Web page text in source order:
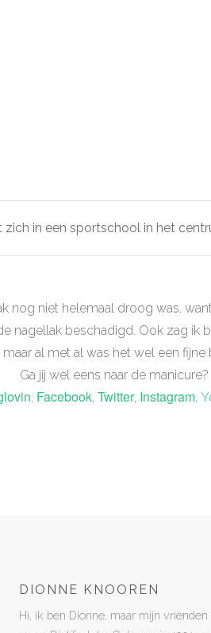
zich in een sportschool in het
nog niet helemaal droog was,
nagellak beschadigd. Ook zag ik
al met al was het wel een fijne
Ga jij wel eens naar de manicure?
Facebook Twitter, Instagram
DIONNE KNOOREN
Hi, ik ben Dionne, maar mijn